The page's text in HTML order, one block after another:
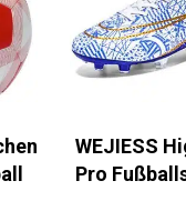
WEJIESS